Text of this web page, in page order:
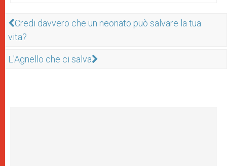
Credi davvero che un neonato può salvare la tua
vita?
L'Agnello che ci salva